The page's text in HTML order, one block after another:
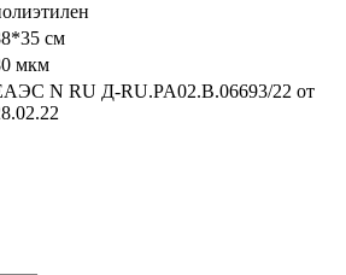
см
мкм
N RU Д-RU.PA02.B.06693/22 от